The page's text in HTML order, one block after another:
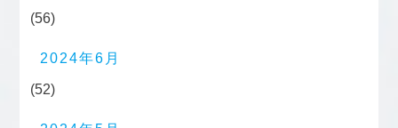
(56)
2024年6月
(52)